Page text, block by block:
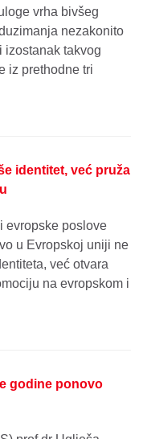
vrha bivšeg
nezakonito
izostanak takvog
iz prethodne tri
identitet, već pruža
evropske poslove
u Evropskoj uniji ne
već otvara
na evropskom i
godine ponovo